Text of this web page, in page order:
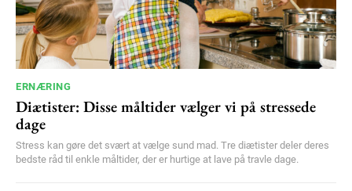
ERNÆRING
Diætister: Disse måltider vælger vi på stressede
dage
Stress kan gøre det svært at vælge sund mad. Tre diætister deler deres
bedste råd til enkle måltider, der er hurtige at lave på travle dage.